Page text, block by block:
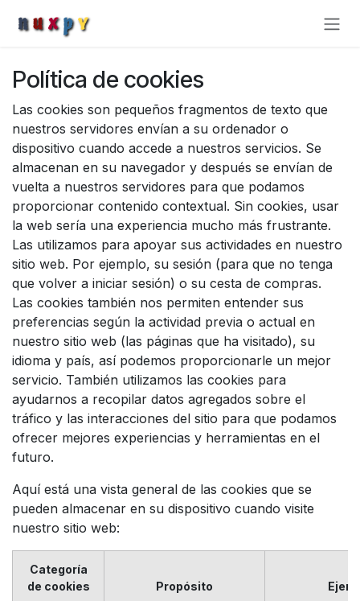
Política de cookies
Las cookies son pequeños fragmentos de texto que
nuestros servidores envían a su ordenador o
dispositivo cuando accede a nuestros servicios. Se
almacenan en su navegador y después se envían de
vuelta a nuestros servidores para que podamos
proporcionar contenido contextual. Sin cookies, usar
la web sería una experiencia mucho más frustrante.
Las utilizamos para apoyar sus actividades en nuestro
sitio web. Por ejemplo, su sesión (para que no tenga
que volver a iniciar sesión) o su cesta de compras.
Las cookies también nos permiten entender sus
preferencias según la actividad previa o actual en
nuestro sitio web (las páginas que ha visitado), su
idioma y país, así podemos proporcionarle un mejor
servicio. También utilizamos las cookies para
ayudarnos a recopilar datos agregados sobre el
tráfico y las interacciones del sitio para que podamos
ofrecer mejores experiencias y herramientas en el
futuro.
Aquí está una vista general de las cookies que se
pueden almacenar en su dispositivo cuando visite
nuestro sitio web:
Categoría
de cookies
Propósito